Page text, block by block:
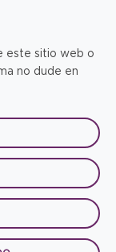
este sitio web o
no dude en